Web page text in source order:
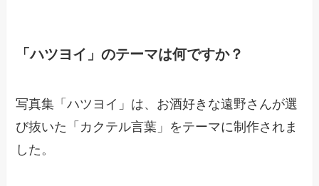
「ハツヨイ」のテーマは何ですか？
写真集「ハツヨイ」は、お酒好きな遠野さんが選
び抜いた「カクテル言葉」をテーマに制作されま
した。